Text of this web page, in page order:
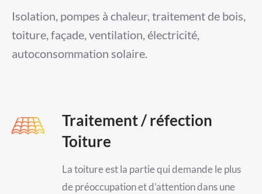
Isolation, pompes à chaleur, traitement de bois,
toiture, façade, ventilation, électricité,
autoconsommation solaire.
Traitement / réfection
Toiture
La toiture est la partie qui demande le plus
de préoccupation et d’attention dans une